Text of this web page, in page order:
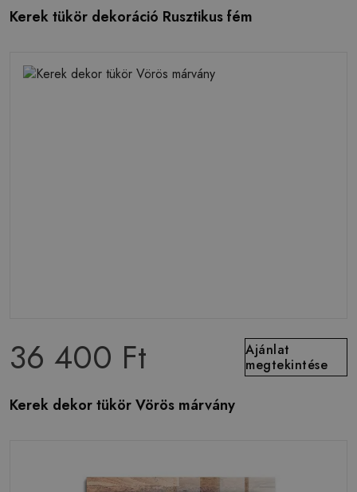
Kerek tükör dekoráció Rusztikus fém
36 400 Ft
Ajánlat
megtekintése
Kerek dekor tükör Vörös márvány